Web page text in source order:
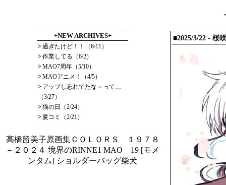
+NEW ARCHIVES+
>過ぎたけど！！（6/11）
>作業してる（6/2）
>MAO7周年（5/10）
>MAOアニメ！（4/5）
> アップし忘れてたな～って…
（3/27）
>猫の日（2/24）
>夏コミ（2/21）
高橋留美子原画集ＣＯＬＯＲＳ １９７８
－２０２４ 境界のRINNE1 MAO 19 [モメ
ンタム] ショルダーバッグ柴犬
■2025/3/22 - 桜